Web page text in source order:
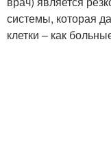
системы, которая
клетки – как